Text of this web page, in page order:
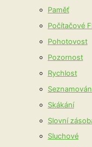
Paměť
Počítačové
Pohotovost
Pozornost
Rychlost
Skákání
Slovní
Sluchové